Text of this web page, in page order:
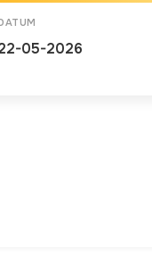
05-2026